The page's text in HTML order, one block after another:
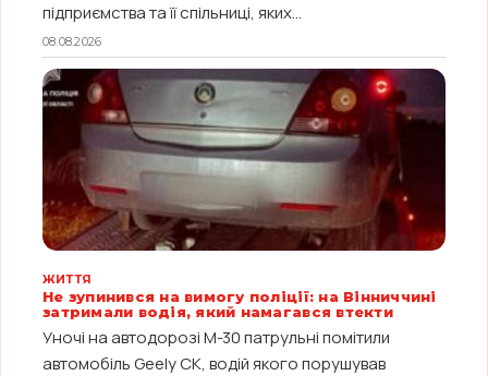
підприємства та її спільниці, яких...
08.08.2026
ЖИТТЯ
Не зупинився на вимогу поліції: на Вінниччині
затримали водія, який намагався втекти
Уночі на автодорозі М-30 патрульні помітили
автомобіль Geely CK, водій якого порушував